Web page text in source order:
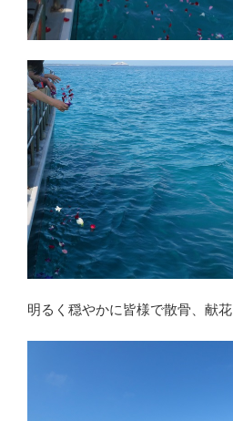
明るく穏やかに皆様で散骨、献花